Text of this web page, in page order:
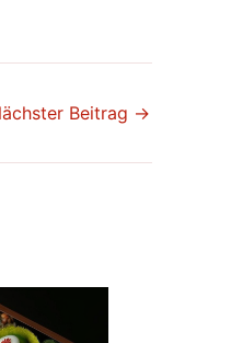
Beitrag →